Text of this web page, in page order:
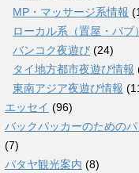
MP・マッサージ系情報
ローカル系（置屋・パブ）
バンコク夜遊び (24)
タイ地方都市夜遊び情報
東南アジア夜遊び情報
エッセイ (96)
バックパッカーのための
(7)
パタヤ観光案内 (8)